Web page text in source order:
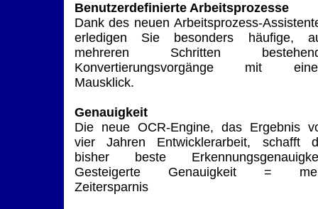
Benutzerdefinierte Arbeitsprozesse
Dank des neuen Arbeitsprozess-
erledigen Sie besonders häufige,
mehreren Schritten
Konvertierungsvorgänge mit
Mausklick.
Genauigkeit
Die neue OCR-Engine, das Ergebnis
vier Jahren Entwicklerarbeit, schafft
bisher beste
Gesteigerte Genauigkeit =
Zeitersparnis